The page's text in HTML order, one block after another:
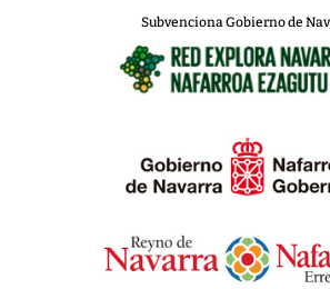
Subvenciona Gobierno de